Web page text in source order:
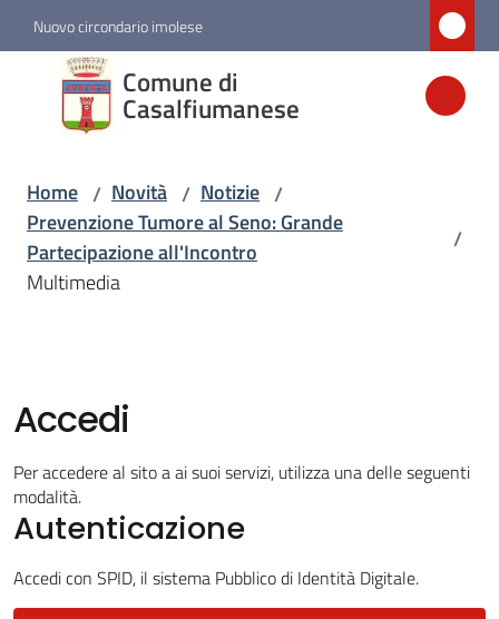
Vai al contenuto
Vai alla navigazione
Vai al footer
Nuovo circondario imolese
Comune di
Casalfiumanese
Comune di
Casalfiumanese
Amministrazione
Novità
Menu selezionato
Vivere
Casalfiumanese
5x1000
Home / Novità / Notizie /
Prevenzione Tumore al Seno: Grande
Partecipazione all'Incontro
/
Multimedia
Accedi
Per accedere al sito a ai suoi servizi, utilizza una delle seguenti
modalità.
Autenticazione
Accedi con SPID, il sistema Pubblico di Identità Digitale.